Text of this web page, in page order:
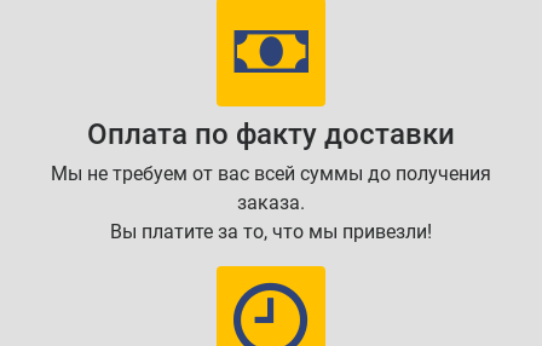
Оплата по факту доставки
Мы не требуем от вас всей суммы до получения
заказа.
Вы платите за то, что мы привезли!